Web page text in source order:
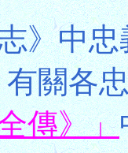
》中
關各
傳》」